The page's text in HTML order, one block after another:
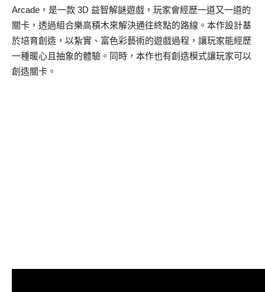
Arcade，是一款 3D 益智解謎遊戲，玩家會經歷一道又一道的
關卡，透過組合樂高積木來解決通往終點的路線。本作設計基
於培育創造，以紮實、富色彩藝術的遊戲過程，讓玩家能經歷
一種暖心且抽象的體驗。同時，本作也有創造模式讓玩家可以
創造關卡。